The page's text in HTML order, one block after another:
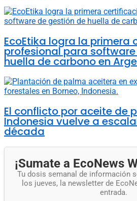
EcoEtika logra la primera
profesional para
huella de carbono en
El conflicto por aceite de
Indonesia vuelve a
década
¡Sumate a EcoNews
Tu dosis semanal de información
los jueves, la newsletter de
entrada.